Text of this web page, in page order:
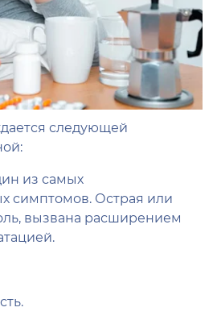
следующей
из самых
симптомов. Острая или
вызвана расширением